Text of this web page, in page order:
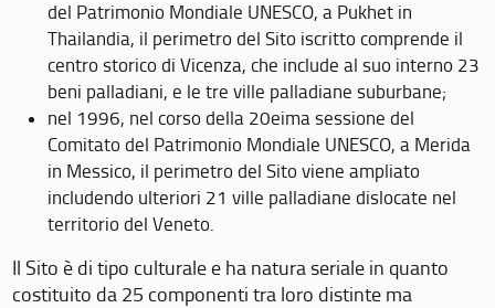
del Patrimonio Mondiale UNESCO, a Pukhet in
Thailandia, il perimetro del Sito iscritto comprende il
centro storico di Vicenza, che include al suo interno 23
beni palladiani, e le tre ville palladiane suburbane;
nel 1996, nel corso della 20eima sessione del
Comitato del Patrimonio Mondiale UNESCO, a Merida
in Messico, il perimetro del Sito viene ampliato
includendo ulteriori 21 ville palladiane dislocate nel
territorio del Veneto.
Il Sito è di tipo culturale e ha natura seriale in quanto
costituito da 25 componenti tra loro distinte ma